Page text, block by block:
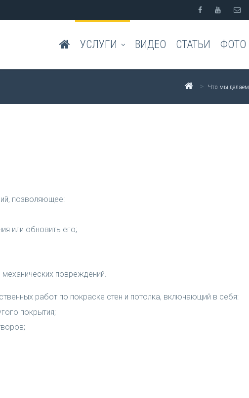
УСЛУГИ ВИДЕО СТАТЬИ ФОТО
> Что мы делаем
позволяющее:
или обновить его;
повреждений.
работ по покраске стен и потолка, включающий в себя:
покрытия;